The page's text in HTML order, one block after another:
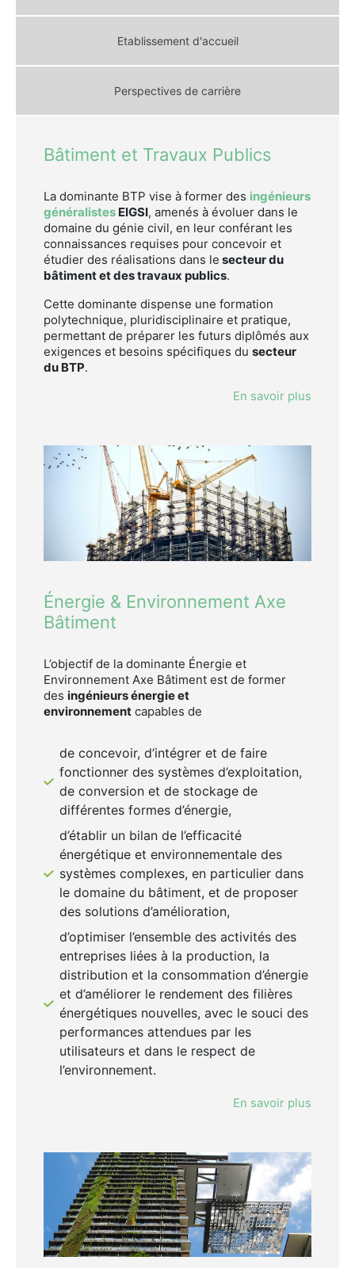
Etablissement d'accueil
Perspectives de carrière
Bâtiment et Travaux Publics
La dominante BTP vise à former des ingénieurs
généralistes EIGSI, amenés à évoluer dans le
domaine du génie civil, en leur conférant les
connaissances requises pour concevoir et
étudier des réalisations dans le secteur du
bâtiment et des travaux publics.
Cette dominante dispense une formation
polytechnique, pluridisciplinaire et pratique,
permettant de préparer les futurs diplômés aux
exigences et besoins spécifiques du secteur
du BTP.
En savoir plus
Énergie & Environnement Axe
Bâtiment
L’objectif de la dominante Énergie et
Environnement Axe Bâtiment est de former
des ingénieurs énergie et
environnement capables de
de concevoir, d’intégrer et de faire
fonctionner des systèmes d’exploitation,
de conversion et de stockage de
différentes formes d’énergie,
d’établir un bilan de l’efficacité
énergétique et environnementale des
systèmes complexes, en particulier dans
le domaine du bâtiment, et de proposer
des solutions d’amélioration,
d’optimiser l’ensemble des activités des
entreprises liées à la production, la
distribution et la consommation d’énergie
et d’améliorer le rendement des filières
énergétiques nouvelles, avec le souci des
performances attendues par les
utilisateurs et dans le respect de
l’environnement.
En savoir plus